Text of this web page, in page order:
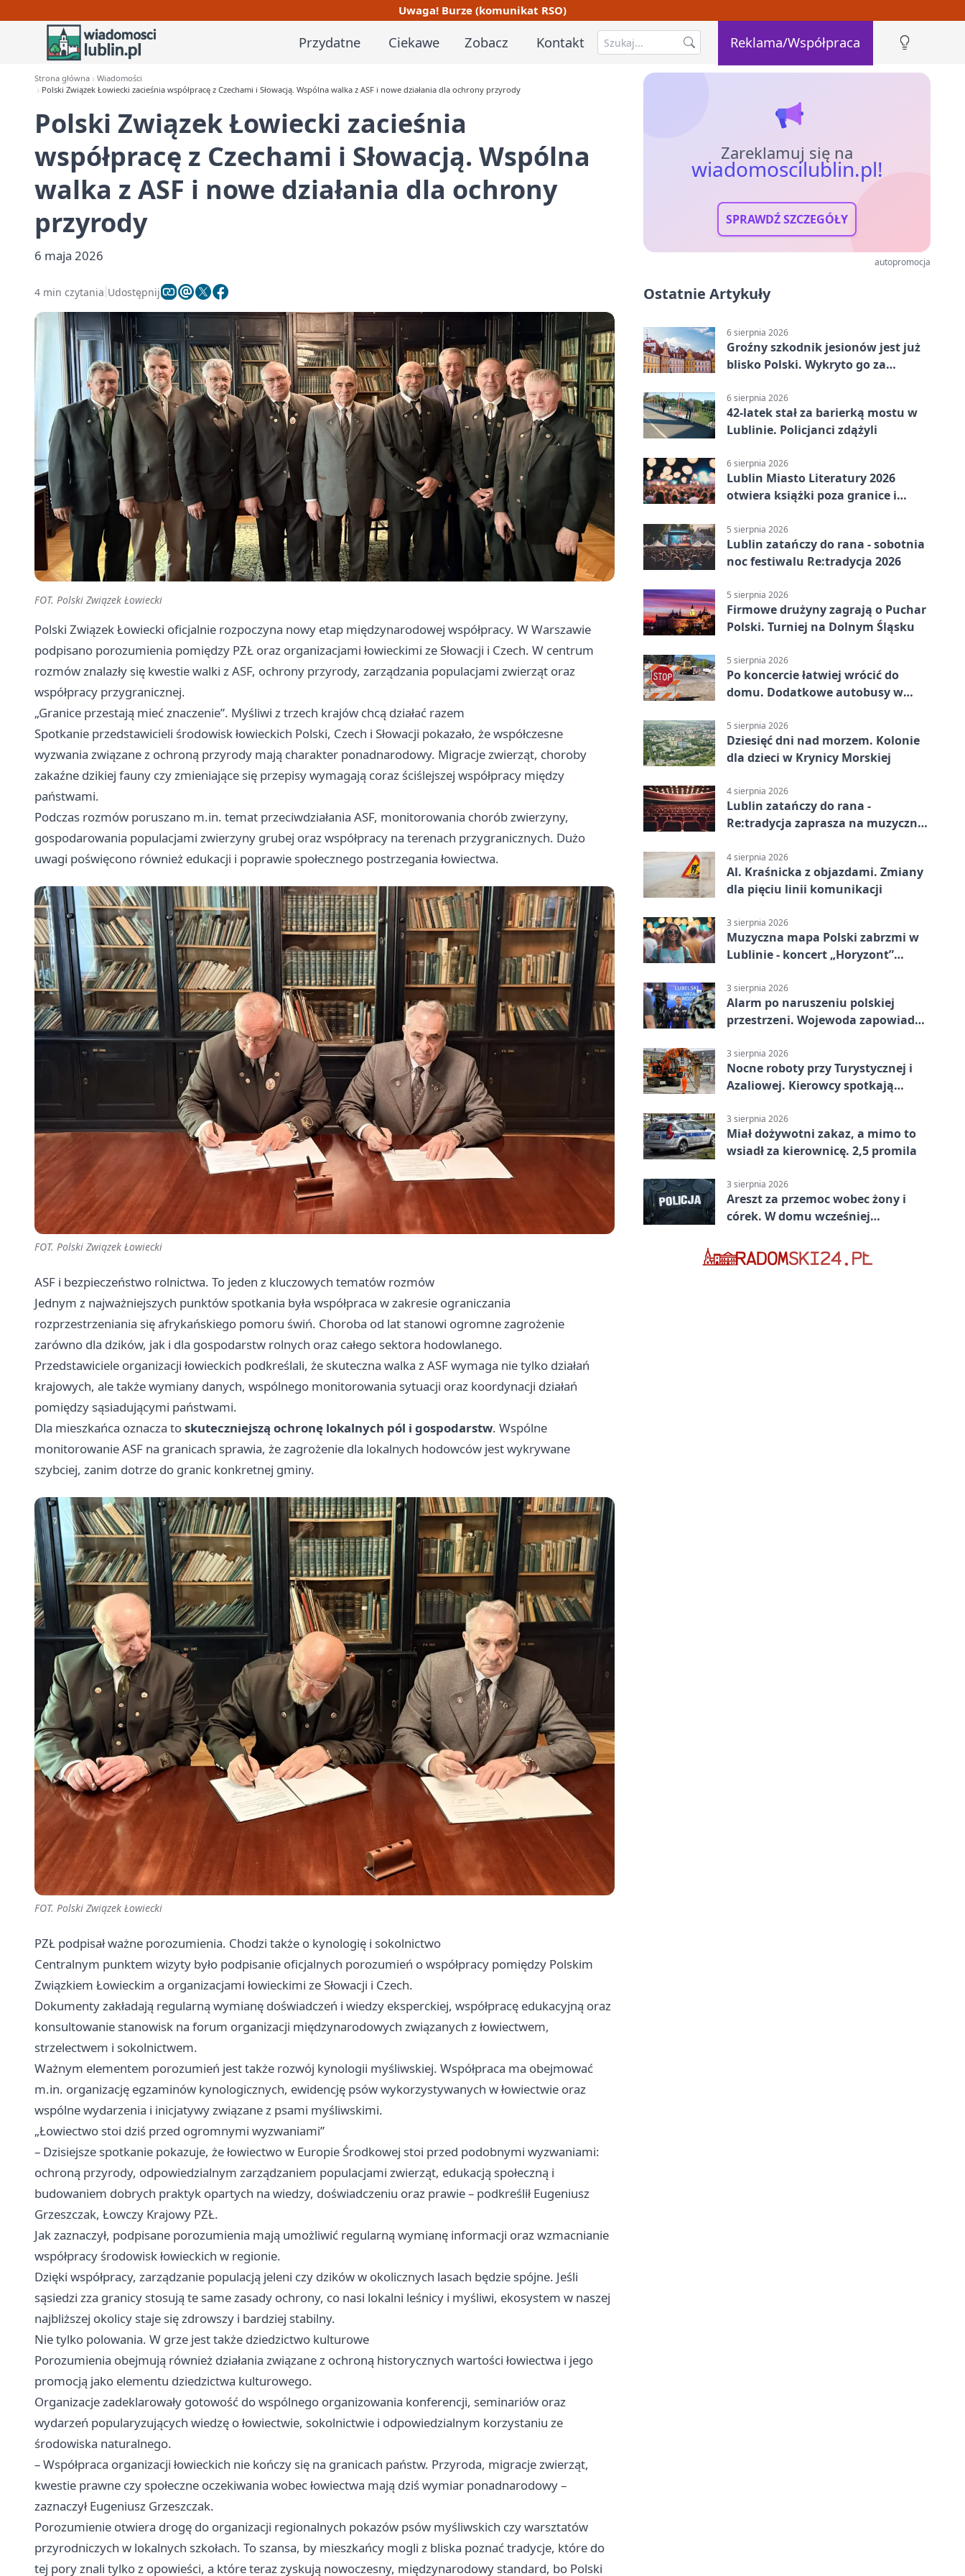
Uwaga! Burze (komunikat RSO)
Przydatne Ciekawe Zobacz Kontakt Reklama/Współpraca
Strona główna
Wiadomości
Polski Związek Łowiecki zacieśnia współpracę z Czechami i Słowacją. Wspólna walka z ASF i nowe działania dla ochrony przyrody
Polski Związek Łowiecki zacieśnia
współpracę z Czechami i Słowacją. Wspólna
walka z ASF i nowe działania dla ochrony
przyrody
6 maja 2026
4 min czytania Udostępnij
FOT. Polski Związek Łowiecki
Polski Związek Łowiecki oficjalnie rozpoczyna nowy etap międzynarodowej współpracy. W Warszawie
podpisano porozumienia pomiędzy PZŁ oraz organizacjami łowieckimi ze Słowacji i Czech. W centrum
rozmów znalazły się kwestie walki z ASF, ochrony przyrody, zarządzania populacjami zwierząt oraz
współpracy przygranicznej.
„Granice przestają mieć znaczenie”. Myśliwi z trzech krajów chcą działać razem
Spotkanie przedstawicieli środowisk łowieckich Polski, Czech i Słowacji pokazało, że współczesne
wyzwania związane z ochroną przyrody mają charakter ponadnarodowy. Migracje zwierząt, choroby
zakaźne dzikiej fauny czy zmieniające się przepisy wymagają coraz ściślejszej współpracy między
państwami.
Podczas rozmów poruszano m.in. temat przeciwdziałania ASF, monitorowania chorób zwierzyny,
gospodarowania populacjami zwierzyny grubej oraz współpracy na terenach przygranicznych. Dużo
uwagi poświęcono również edukacji i poprawie społecznego postrzegania łowiectwa.
FOT. Polski Związek Łowiecki
ASF i bezpieczeństwo rolnictwa. To jeden z kluczowych tematów rozmów
Jednym z najważniejszych punktów spotkania była współpraca w zakresie ograniczania
rozprzestrzeniania się afrykańskiego pomoru świń. Choroba od lat stanowi ogromne zagrożenie
zarówno dla dzików, jak i dla gospodarstw rolnych oraz całego sektora hodowlanego.
Przedstawiciele organizacji łowieckich podkreślali, że skuteczna walka z ASF wymaga nie tylko działań
krajowych, ale także wymiany danych, wspólnego monitorowania sytuacji oraz koordynacji działań
pomiędzy sąsiadującymi państwami.
Dla mieszkańca oznacza toskuteczniejszą ochronę lokalnych pól i gospodarstw. Wspólne
monitorowanie ASF na granicach sprawia, że zagrożenie dla lokalnych hodowców jest wykrywane
szybciej, zanim dotrze do granic konkretnej gminy.
FOT. Polski Związek Łowiecki
PZŁ podpisał ważne porozumienia. Chodzi także o kynologię i sokolnictwo
Centralnym punktem wizyty było podpisanie oficjalnych porozumień o współpracy pomiędzy Polskim
Związkiem Łowieckim a organizacjami łowieckimi ze Słowacji i Czech.
Dokumenty zakładają regularną wymianę doświadczeń i wiedzy eksperckiej, współpracę edukacyjną oraz
konsultowanie stanowisk na forum organizacji międzynarodowych związanych z łowiectwem,
strzelectwem i sokolnictwem.
Ważnym elementem porozumień jest także rozwój kynologii myśliwskiej. Współpraca ma obejmować
m.in. organizację egzaminów kynologicznych, ewidencję psów wykorzystywanych w łowiectwie oraz
wspólne wydarzenia i inicjatywy związane z psami myśliwskimi.
„Łowiectwo stoi dziś przed ogromnymi wyzwaniami”
– Dzisiejsze spotkanie pokazuje, że łowiectwo w Europie Środkowej stoi przed podobnymi wyzwaniami:
ochroną przyrody, odpowiedzialnym zarządzaniem populacjami zwierząt, edukacją społeczną i
budowaniem dobrych praktyk opartych na wiedzy, doświadczeniu oraz prawie – podkreślił Eugeniusz
Grzeszczak, Łowczy Krajowy PZŁ.
Jak zaznaczył, podpisane porozumienia mają umożliwić regularną wymianę informacji oraz wzmacnianie
współpracy środowisk łowieckich w regionie.
Dzięki współpracy, zarządzanie populacją jeleni czy dzików w okolicznych lasach będzie spójne. Jeśli
sąsiedzi zza granicy stosują te same zasady ochrony, co nasi lokalni leśnicy i myśliwi, ekosystem w naszej
najbliższej okolicy staje się zdrowszy i bardziej stabilny.
Nie tylko polowania. W grze jest także dziedzictwo kulturowe
Porozumienia obejmują również działania związane z ochroną historycznych wartości łowiectwa i jego
promocją jako elementu dziedzictwa kulturowego.
Organizacje zadeklarowały gotowość do wspólnego organizowania konferencji, seminariów oraz
wydarzeń popularyzujących wiedzę o łowiectwie, sokolnictwie i odpowiedzialnym korzystaniu ze
środowiska naturalnego.
– Współpraca organizacji łowieckich nie kończy się na granicach państw. Przyroda, migracje zwierząt,
kwestie prawne czy społeczne oczekiwania wobec łowiectwa mają dziś wymiar ponadnarodowy –
zaznaczył Eugeniusz Grzeszczak.
Porozumienie otwiera drogę do organizacji regionalnych pokazów psów myśliwskich czy warsztatów
przyrodniczych w lokalnych szkołach. To szansa, by mieszkańcy mogli z bliska poznać tradycje, które do
tej pory znali tylko z opowieści, a które teraz zyskują nowoczesny, międzynarodowy standard, bo Polski
Zareklamuj się na
wiadomoscilublin.pl!
SPRAWDŹ SZCZEGÓŁY
autopromocja
Ostatnie Artykuły
6 sierpnia 2026
Groźny szkodnik jesionów jest już
blisko Polski. Wykryto go za
6 sierpnia 2026
42-latek stał za barierką mostu w
Lublinie. Policjanci zdążyli
6 sierpnia 2026
Lublin Miasto Literatury 2026
otwiera książki poza granice i
5 sierpnia 2026
Lublin zatańczy do rana - sobotnia
noc festiwalu Re:tradycja 2026
5 sierpnia 2026
Firmowe drużyny zagrają o Puchar
Polski. Turniej na Dolnym Śląsku
5 sierpnia 2026
Po koncercie łatwiej wrócić do
domu. Dodatkowe autobusy w
5 sierpnia 2026
Dziesięć dni nad morzem. Kolonie
dla dzieci w Krynicy Morskiej
4 sierpnia 2026
Lublin zatańczy do rana -
Re:tradycja zaprasza na muzyczną
4 sierpnia 2026
Al. Kraśnicka z objazdami. Zmiany
dla pięciu linii komunikacji
3 sierpnia 2026
Muzyczna mapa Polski zabrzmi w
Lublinie - koncert „Horyzont”
3 sierpnia 2026
Alarm po naruszeniu polskiej
przestrzeni. Wojewoda zapowiada
3 sierpnia 2026
Nocne roboty przy Turystycznej i
Azaliowej. Kierowcy spotkają
3 sierpnia 2026
Miał dożywotni zakaz, a mimo to
wsiadł za kierownicę. 2,5 promila
3 sierpnia 2026
Areszt za przemoc wobec żony i
córek. W domu wcześniej